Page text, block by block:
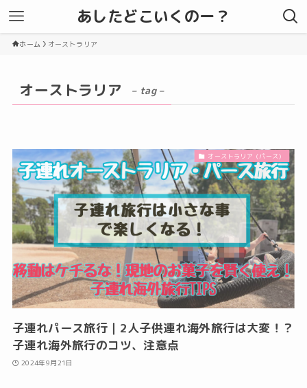
あしたどこいくのー？
ホーム オーストラリア
オーストラリア – tag –
オーストラリア（パース）
子連れパース旅行｜2人子供連れ海外旅行は大変！？
子連れ海外旅行のコツ、注意点
2024年9月21日